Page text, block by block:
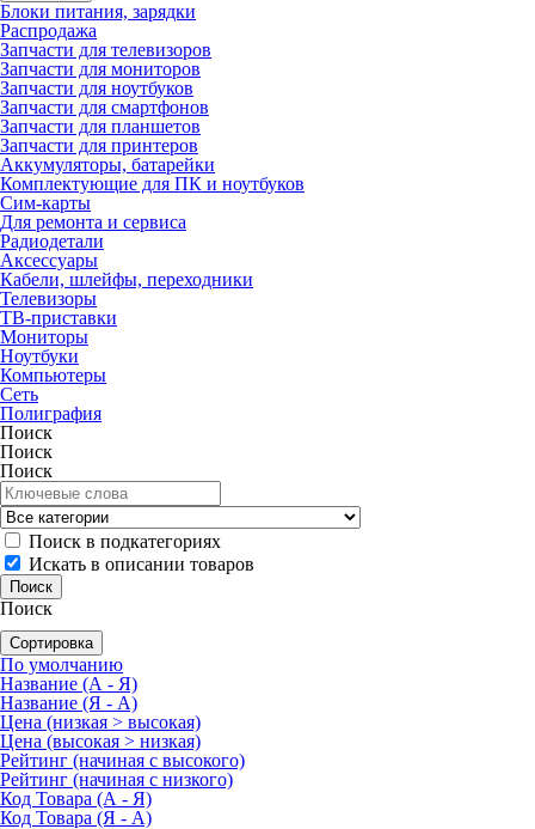
Блоки питания, зарядки
Распродажа
Запчасти для телевизоров
Запчасти для мониторов
Запчасти для ноутбуков
Запчасти для смартфонов
Запчасти для планшетов
Запчасти для принтеров
Аккумуляторы, батарейки
Комплектующие для ПК и ноутбуков
Сим-карты
Для ремонта и сервиса
Радиодетали
Аксессуары
Кабели, шлейфы, переходники
Телевизоры
ТВ-приставки
Мониторы
Ноутбуки
Компьютеры
Сеть
Полиграфия
Поиск
Поиск
Поиск
Поиск в подкатегориях
Искать в описании товаров
Поиск
Сортировка
По умолчанию
Название (А - Я)
Название (Я - А)
Цена (низкая > высокая)
Цена (высокая > низкая)
Рейтинг (начиная с высокого)
Рейтинг (начиная с низкого)
Код Товара (А - Я)
Код Товара (Я - А)